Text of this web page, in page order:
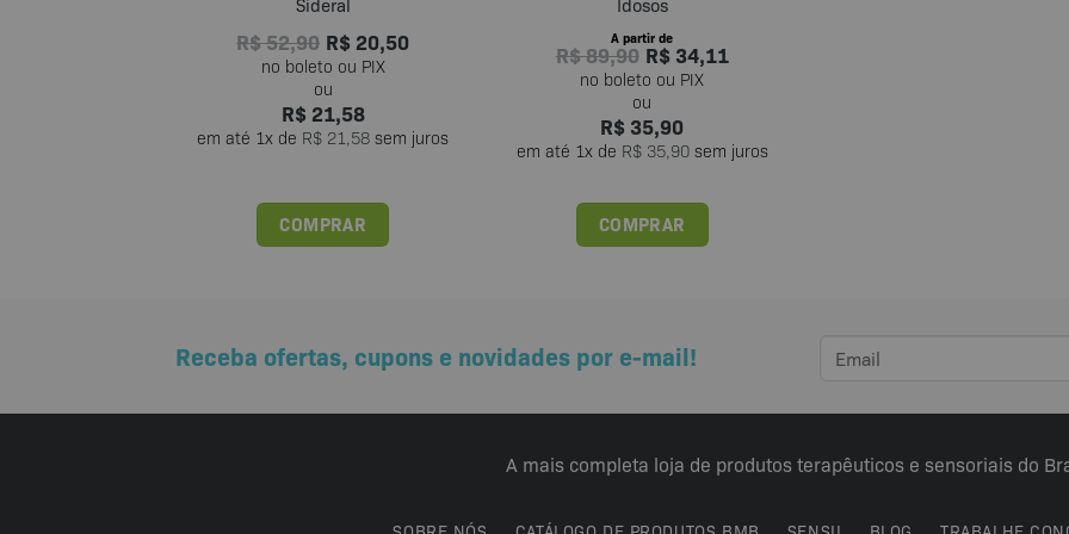
Sideral
R$52,90 R$ 20,50
R$21,58
em até 1x de R$ 21,58 sem juros
COMPRAR
Idosos
A partir de
R$89,90 R$34,11
R$ 35,90
em até 1x de R$35,90sem juros
COMPRAR
Este
variantes.
opções
ser
na
Receba ofertas, cupons e novidades por e-mail!
A mais completa loja de produtos terapêuticos e sensoriais do